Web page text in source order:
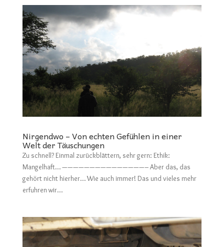
Nirgendwo – Von echten Gefühlen in einer
Welt der Täuschungen
Zu schnell? Einmal zurückblättern, sehr gern: Ethik:
Mangelhaft… ———————————————– Aber das, das
gehört nicht hierher… Wie auch immer! Das und vieles mehr
erfuhren wir...